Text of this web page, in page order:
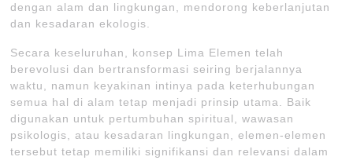
dengan alam dan lingkungan, mendorong keberlanjutan
dan kesadaran ekologis.
Secara keseluruhan, konsep Lima Elemen telah
berevolusi dan bertransformasi seiring berjalannya
waktu, namun keyakinan intinya pada keterhubungan
semua hal di alam tetap menjadi prinsip utama. Baik
digunakan untuk pertumbuhan spiritual, wawasan
psikologis, atau kesadaran lingkungan, elemen-elemen
tersebut tetap memiliki signifikansi dan relevansi dalam